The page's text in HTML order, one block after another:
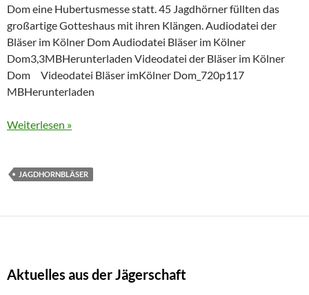
Dom eine Hubertusmesse statt. 45 Jagdhörner füllten das
großartige Gotteshaus mit ihren Klängen. Audiodatei der
Bläser im Kölner Dom Audiodatei Bläser im Kölner
Dom3,3MBHerunterladen Videodatei der Bläser im Kölner
Dom Videodatei Bläser imKölner Dom_720p117
MBHerunterladen
Weiterlesen »
JAGDHORNBLÄSER
Aktuelles aus der Jägerschaft